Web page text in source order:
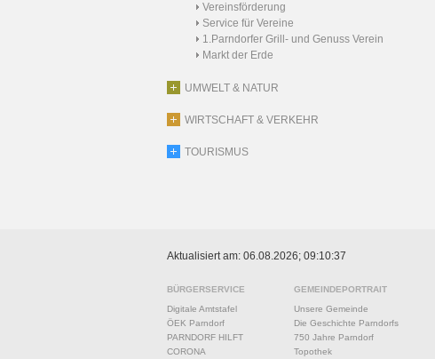
Vereinsförderung
Service für Vereine
1.Parndorfer Grill- und Genuss Verein
Markt der Erde
UMWELT & NATUR
WIRTSCHAFT & VERKEHR
TOURISMUS
Aktualisiert am: 06.08.2026; 09:10:37
BÜRGERSERVICE
Digitale Amtstafel
ÖEK Parndorf
PARNDORF HILFT
CORONA
GEMEINDEPORTRAIT
Unsere Gemeinde
Die Geschichte Parndorfs
750 Jahre Parndorf
Topothek